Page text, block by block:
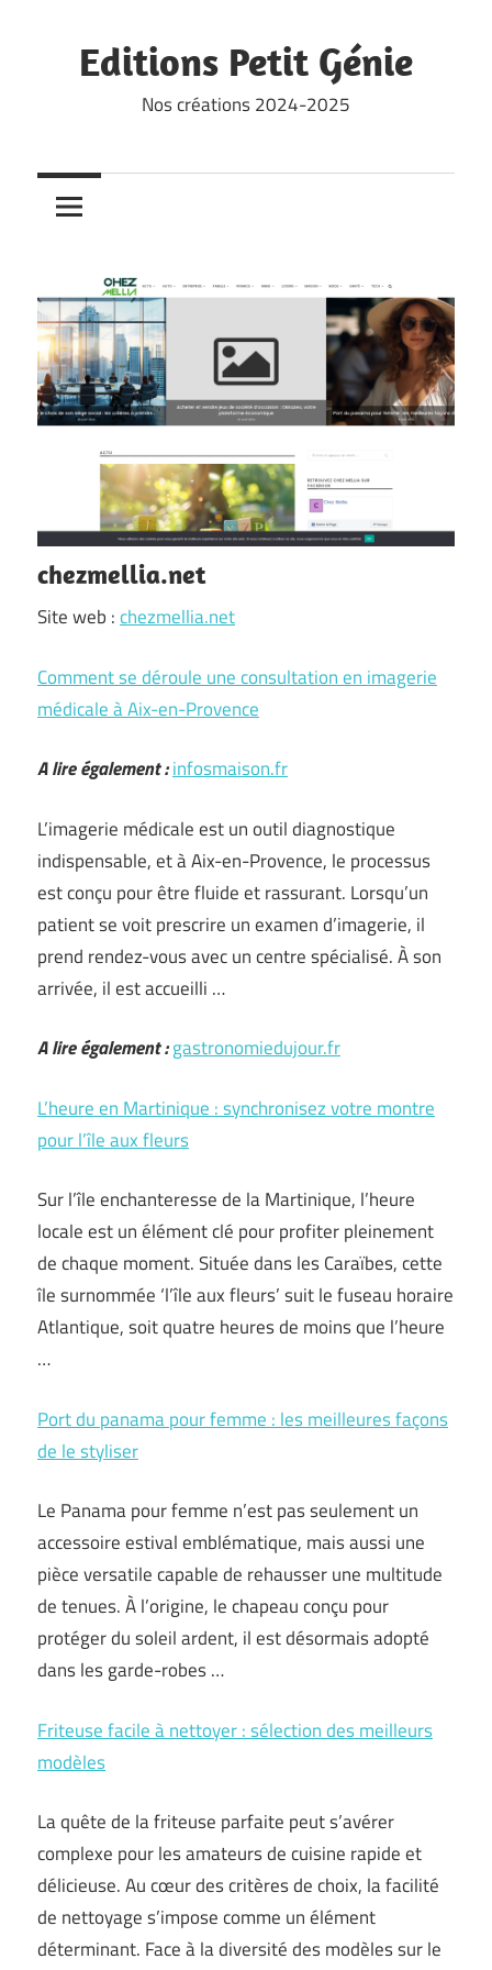
contentEditions Petit Génie
Nos créations 2024-2025
chezmellia.net
Site web :chezmellia.net
Comment se déroule une consultation en imagerie
médicale à Aix-en-Provence
A lire également :infosmaison.fr
L’imagerie médicale est un outil diagnostique
indispensable, et à Aix-en-Provence, le processus
est conçu pour être fluide et rassurant. Lorsqu’un
patient se voit prescrire un examen d’imagerie, il
prend rendez-vous avec un centre spécialisé. À son
arrivée, il est accueilli …
A lire également :gastronomiedujour.fr
L’heure en Martinique : synchronisez votre montre
pour l’île aux fleurs
Sur l’île enchanteresse de la Martinique, l’heure
locale est un élément clé pour profiter pleinement
de chaque moment. Située dans les Caraïbes, cette
île surnommée ‘l’île aux fleurs’ suit le fuseau horaire
Atlantique, soit quatre heures de moins que l’heure
…
Port du panama pour femme : les meilleures façons
de le styliser
Le Panama pour femme n’est pas seulement un
accessoire estival emblématique, mais aussi une
pièce versatile capable de rehausser une multitude
de tenues. À l’origine, le chapeau conçu pour
protéger du soleil ardent, il est désormais adopté
dans les garde-robes …
Friteuse facile à nettoyer : sélection des meilleurs
modèles
La quête de la friteuse parfaite peut s’avérer
complexe pour les amateurs de cuisine rapide et
délicieuse. Au cœur des critères de choix, la facilité
de nettoyage s’impose comme un élément
déterminant. Face à la diversité des modèles sur le